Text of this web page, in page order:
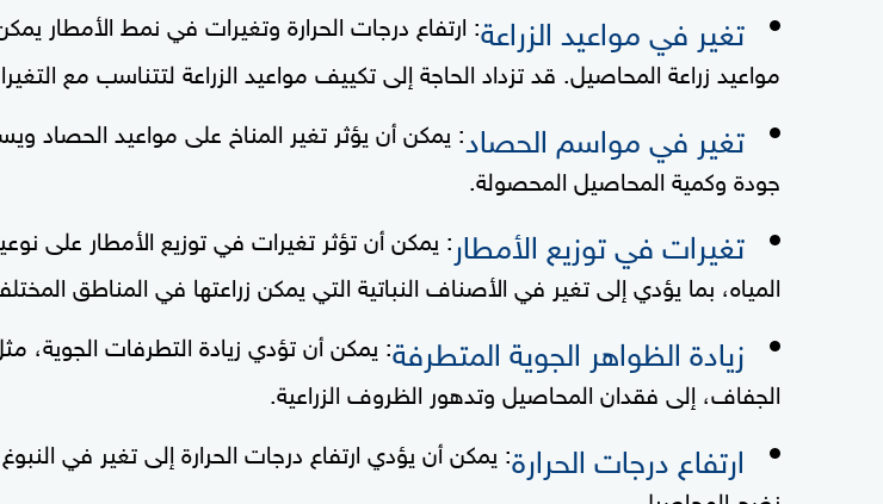
تغير في مواعيد الزراعة: ارتفاع درجات الحرارة وتغيرات في نمط الأمطار
مواعيد زراعة المحاصيل. قد تزداد الحاجة إلى تكييف مواعيد الزراعة لتتناسب مع
تغير في مواسم الحصاد: يمكن أن يؤثر تغير المناخ على مواعيد الحصاد
جودة وكمية المحاصيل المحصولة.
تغيرات في توزيع الأمطار: يمكن أن تؤثر تغيرات في توزيع الأمطار على
المياه، بما يؤدي إلى تغير في الأصناف النباتية التي يمكن زراعتها في المناطق
زيادة الظواهر الجوية المتطرفة: يمكن أن تؤدي زيادة التطرفات الجوية،
الجفاف، إلى فقدان المحاصيل وتدهور الظروف الزراعية.
ارتفاع درجات الحرارة: يمكن أن يؤدي ارتفاع درجات الحرارة إلى تغير في